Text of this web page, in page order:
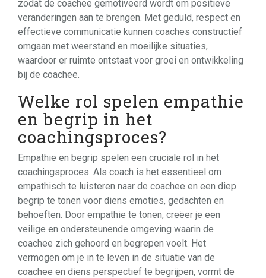
zodat de coachee gemotiveerd wordt om positieve
veranderingen aan te brengen. Met geduld, respect en
effectieve communicatie kunnen coaches constructief
omgaan met weerstand en moeilijke situaties,
waardoor er ruimte ontstaat voor groei en ontwikkeling
bij de coachee.
Welke rol spelen empathie
en begrip in het
coachingsproces?
Empathie en begrip spelen een cruciale rol in het
coachingsproces. Als coach is het essentieel om
empathisch te luisteren naar de coachee en een diep
begrip te tonen voor diens emoties, gedachten en
behoeften. Door empathie te tonen, creëer je een
veilige en ondersteunende omgeving waarin de
coachee zich gehoord en begrepen voelt. Het
vermogen om je in te leven in de situatie van de
coachee en diens perspectief te begrijpen, vormt de